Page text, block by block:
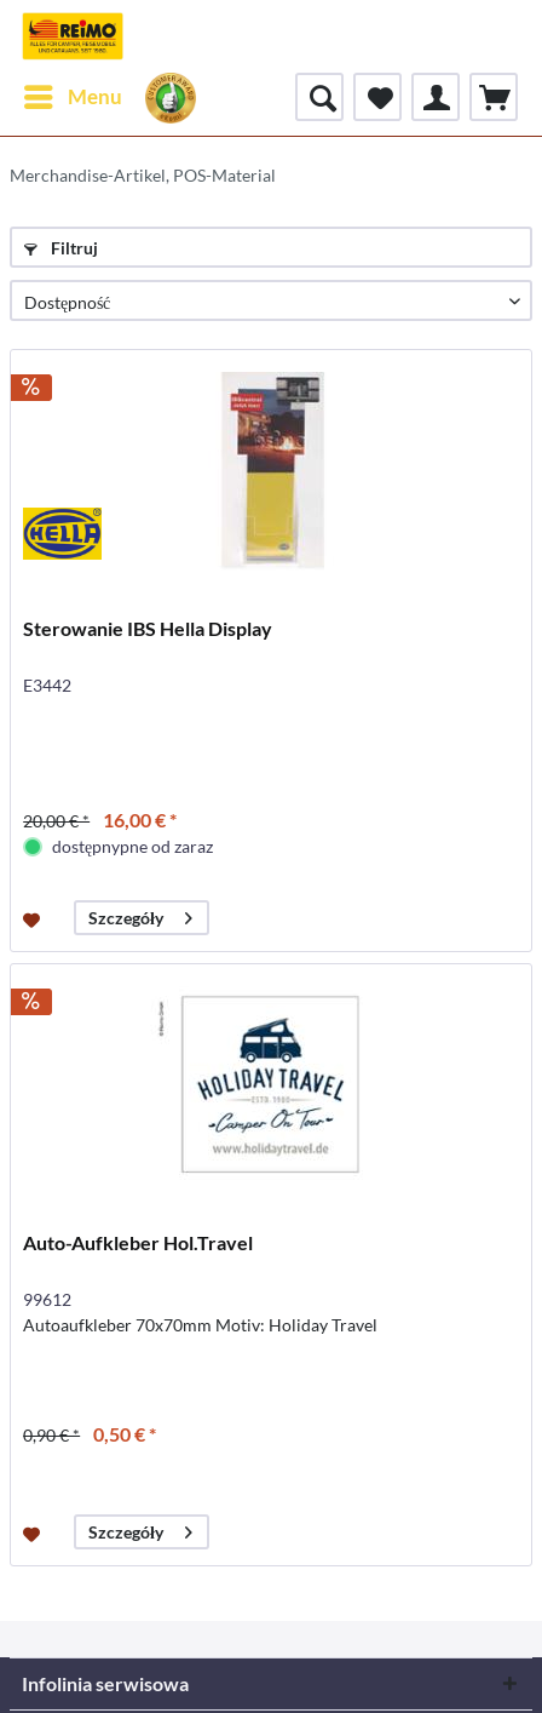
Menu
Merchandise-Artikel, POS-Material
Filtruj
Sterowanie IBS Hella Display
E3442
20,00 € * 16,00 € *
dostępnypne od zaraz
Szczegóły
Auto-Aufkleber Hol.Travel
99612
Autoaufkleber 70x70mm Motiv: Holiday Travel
0,90 € * 0,50 € *
Szczegóły
Infolinia serwisowa